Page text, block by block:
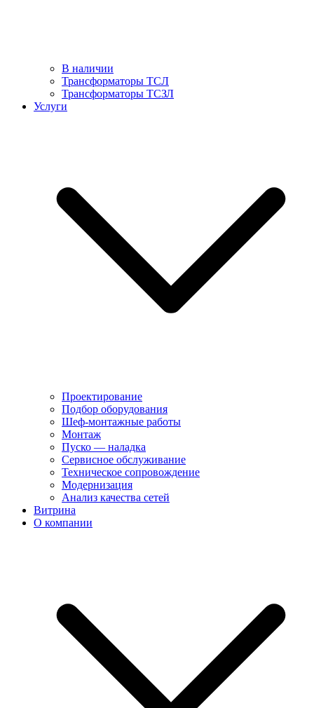
В наличии
Трансформаторы ТСЛ
Трансформаторы ТСЗЛ
Услуги
Проектирование
Подбор оборудования
Шеф-монтажные работы
Монтаж
Пуско — наладка
Сервисное обслуживание
Техническое сопровождение
Модернизация
Анализ качества сетей
Витрина
О компании